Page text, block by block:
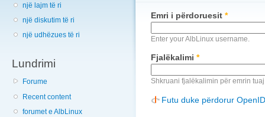
një lajm të ri
një diskutim të ri
një udhëzues të ri
Lundrimi
Forume
Recent content
forumet e AlbLinux
Emri i përdoruesit *
Enter your AlbLinux username.
Fjalëkalimi *
Shkruani fjalëkalimin për emrin
Futu duke përdorur